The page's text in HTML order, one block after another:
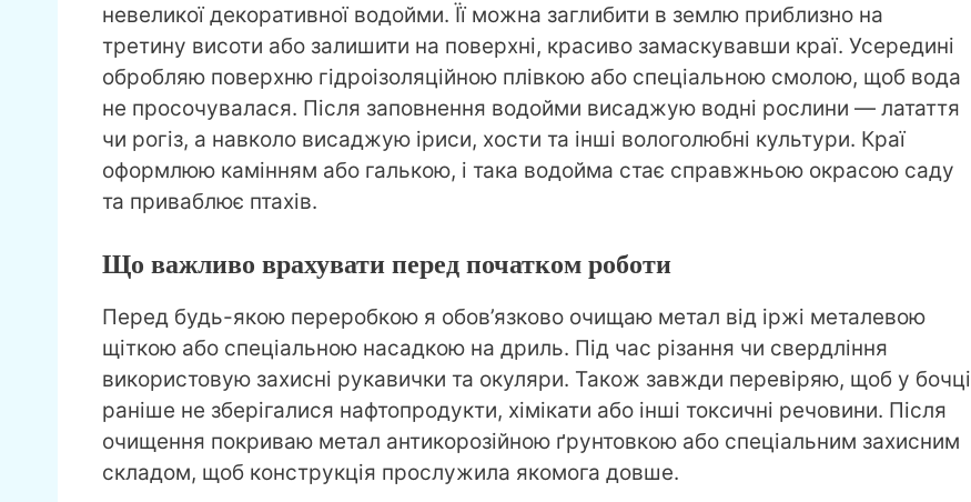
невеликої декоративної водойми. Її можна заглибити в землю приблизно на
третину висоти або залишити на поверхні, красиво замаскувавши краї. Усередині
обробляю поверхню гідроізоляційною плівкою або спеціальною смолою, щоб вода
не просочувалася. Після заповнення водойми висаджую водні рослини — латаття
чи рогіз, а навколо висаджую іриси, хости та інші вологолюбні культури. Краї
оформлюю камінням або галькою, і така водойма стає справжньою окрасою саду
та приваблює птахів.
Що важливо врахувати перед початком роботи
Перед будь-якою переробкою я обов’язково очищаю метал від іржі металевою
щіткою або спеціальною насадкою на дриль. Під час різання чи свердління
використовую захисні рукавички та окуляри. Також завжди перевіряю, щоб у бочці
раніше не зберігалися нафтопродукти, хімікати або інші токсичні речовини. Після
очищення покриваю метал антикорозійною ґрунтовкою або спеціальним захисним
складом, щоб конструкція прослужила якомога довше.